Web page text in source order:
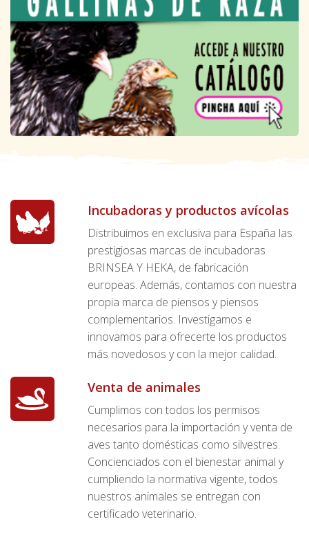
Incubadoras y productos avícolas
Distribuimos en exclusiva para España las
prestigiosas marcas de incubadoras
BRINSEA Y HEKA, de fabricación
europeas. Además, contamos con nuestra
propia marca de piensos y piensos
complementarios. Investigamos e
innovamos para ofrecerte los productos
más novedosos y con la mejor calidad.
Venta de animales
Cumplimos con todos los permisos
necesarios para la importación y venta de
aves tanto domésticas como silvestres.
Concienciados con el bienestar animal y
cumpliendo la normativa vigente, todos
nuestros animales se entregan con
certificado veterinario.